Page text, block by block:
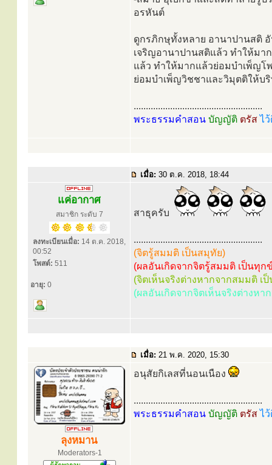
อรหันต์
ดูกรภิกษุทั้งหลาย อานาปานสติ
เจริญอานาปานสติแล้ว ทำให้ม
แล้ว ทำให้มากแล้วย่อมบำเพ็ญ
ย่อมบำเพ็ญวิชชาและวิมุตติให้บ
.....................................................
พระธรรมคำสอน บัญญัติ ตรัสไ
เมื่อ: 30 ต.ค. 2018, 18:44
แค่อากาศ
สมาชิก ระดับ 7
ลงทะเบียนเมื่อ: 14 ต.ค. 2018,
00:52
โพสต์: 511
อายุ: 0
สาธุครับ
.....................................................
(จิตรู้สมมติ เป็นสมุทัย)
(ผลอันเกิดจากจิตรู้สมมติ เป็นทุก
(จิตเห็นจริงต่างหากจากสมมติ เ
(ผลอันเกิดจากจิตเห็นจริงต่างหา
เมื่อ: 21 พ.ค. 2020, 15:30
ลุงหมาน
Moderators-1
อนุสัยกิเลสที่นอนเนือง
.....................................................
พระธรรมคำสอน บัญญัติ ตรัสไ